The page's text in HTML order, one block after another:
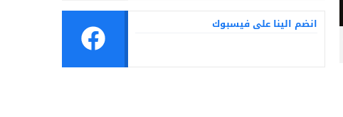
انضم الينا على فيسبوك